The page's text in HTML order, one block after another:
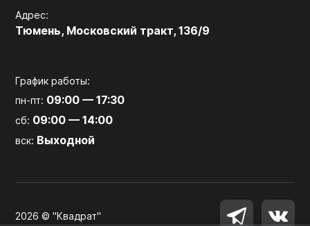
Адрес:
Тюмень, Московский тракт, 136/9
График работы:
пн-пт: 09:00 — 17:30
сб: 09:00 — 14:00
вск: Выходной
2026 © "Квадрат"